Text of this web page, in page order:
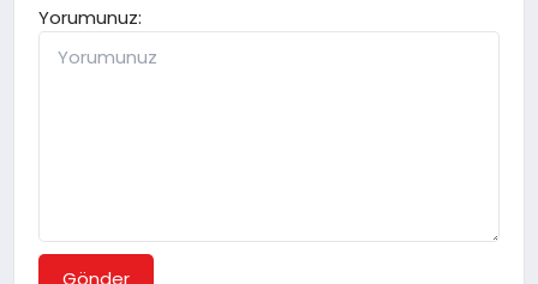
Yorumunuz:
Gönder